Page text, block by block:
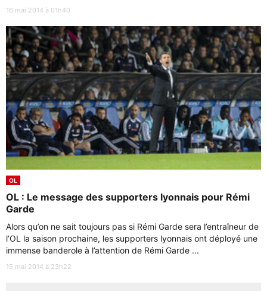
16 mai 2014 à 01h40
OL
OL : Le message des supporters lyonnais pour Rémi
Garde
Alors qu’on ne sait toujours pas si Rémi Garde sera l’entraîneur de
l’OL la saison prochaine, les supporters lyonnais ont déployé une
immense banderole à l’attention de Rémi Garde ...
15 mai 2014 à 23h22